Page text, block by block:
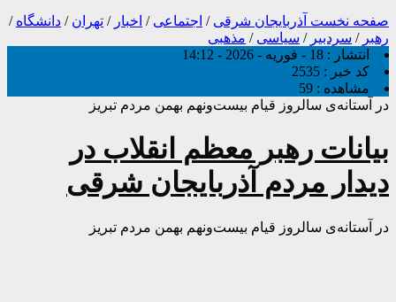
صفحه نخست آذربایجان شرقی / اجتماعی / اخبار / تهران / دانشگاه /
رهبر / سردبیر / سیاسی / مذهبی
انتشار : 18 - فوریه - 2026 - 14:12
کد خبر : 2535
مشاهده : 59
در آستانه‌ی سالروز قیام بیست‌ونهم بهمن مردم تبریز
بیانات رهبر معظم انقلاب در
دیدار مردم آذربایجان شرقی
در آستانه‌ی سالروز قیام بیست‌ونهم بهمن مردم تبریز